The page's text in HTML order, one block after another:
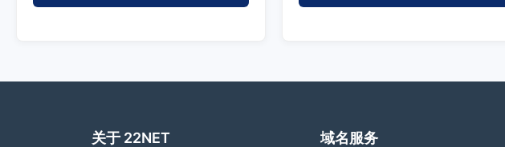
关于 22NET 域名服务